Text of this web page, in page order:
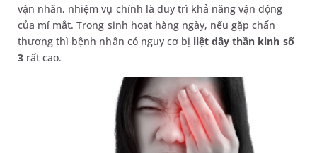
vận nhãn, nhiệm vụ chính là duy trì khả năng vận động
của mí mắt. Trong sinh hoạt hàng ngày, nếu gặp chấn
thương thì bệnh nhân có nguy cơ bị liệt dây thần kinh số
3 rất cao.